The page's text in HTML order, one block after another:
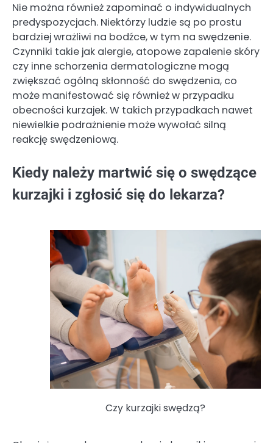
Nie można również zapominać o indywidualnych
predyspozycjach. Niektórzy ludzie są po prostu
bardziej wrażliwi na bodźce, w tym na swędzenie.
Czynniki takie jak alergie, atopowe zapalenie skóry
czy inne schorzenia dermatologiczne mogą
zwiększać ogólną skłonność do swędzenia, co
może manifestować się również w przypadku
obecności kurzajek. W takich przypadkach nawet
niewielkie podrażnienie może wywołać silną
reakcję swędzeniową.
Kiedy należy martwić się o swędzące
kurzajki i zgłosić się do lekarza?
Czy kurzajki swędzą?